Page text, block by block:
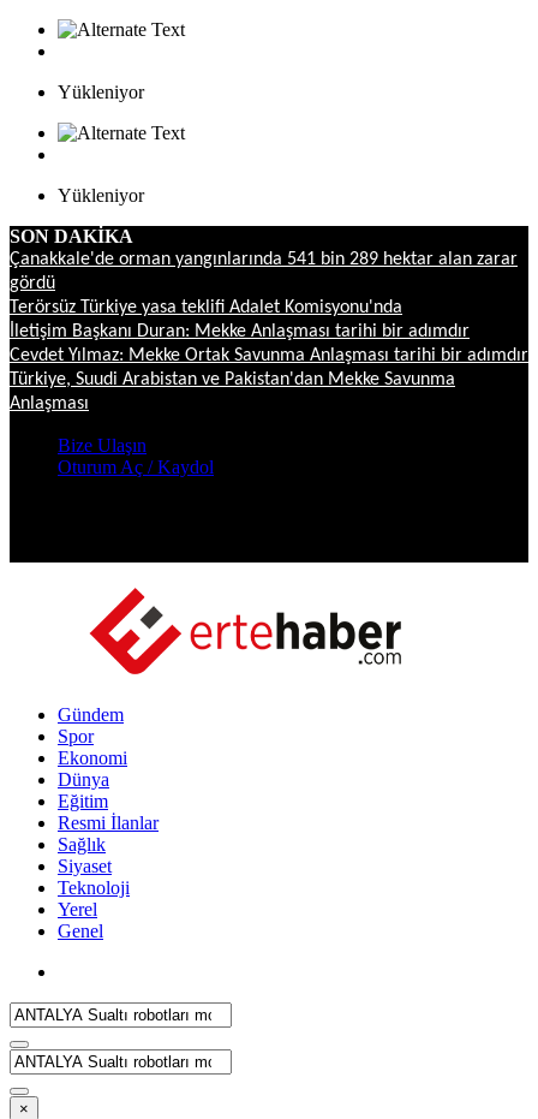
Yükleniyor
Yükleniyor
SON DAKİKA
Çanakkale'de orman yangınlarında 541 bin 289 hektar alan zarar
gördü
Terörsüz Türkiye yasa teklifi Adalet Komisyonu'nda
İletişim Başkanı Duran: Mekke Anlaşması tarihi bir adımdır
Cevdet Yılmaz: Mekke Ortak Savunma Anlaşması tarihi bir adımdır
Türkiye, Suudi Arabistan ve Pakistan'dan Mekke Savunma
Anlaşması
Bize Ulaşın
Oturum Aç / Kaydol
Gündem
Spor
Ekonomi
Dünya
Eğitim
Resmi İlanlar
Sağlık
Siyaset
Teknoloji
Yerel
Genel
×